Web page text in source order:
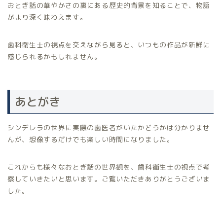
おとぎ話の華やかさの裏にある歴史的背景を知ることで、物語
がより深く味わえます。
歯科衛生士の視点を交えながら見ると、いつもの作品が新鮮に
感じられるかもしれません。
あとがき
シンデレラの世界に実際の歯医者がいたかどうかは分かりませ
んが、想像するだけでも楽しい時間になりました。
これからも様々なおとぎ話の世界観を、歯科衛生士の視点で考
察していきたいと思います。ご覧いただきありがとうございま
した。